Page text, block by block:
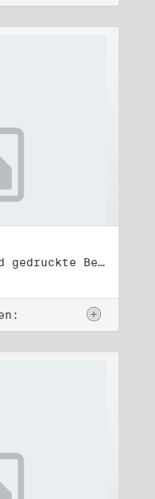
Titel: Manuskripte und gedruckte Belege (2)